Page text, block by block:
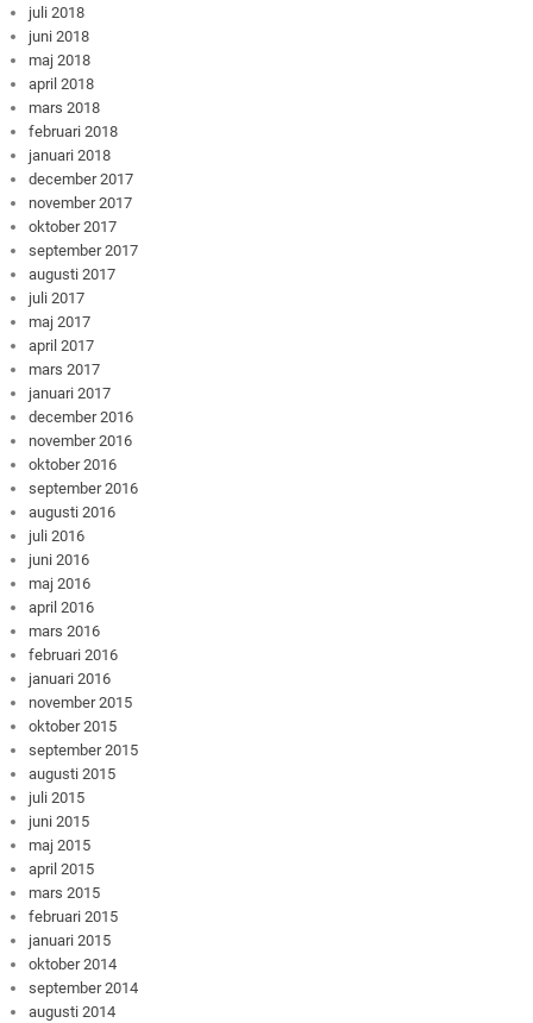
juli 2018
juni 2018
maj 2018
april 2018
mars 2018
februari 2018
januari 2018
december 2017
november 2017
oktober 2017
september 2017
augusti 2017
juli 2017
maj 2017
april 2017
mars 2017
januari 2017
december 2016
november 2016
oktober 2016
september 2016
augusti 2016
juli 2016
juni 2016
maj 2016
april 2016
mars 2016
februari 2016
januari 2016
november 2015
oktober 2015
september 2015
augusti 2015
juli 2015
juni 2015
maj 2015
april 2015
mars 2015
februari 2015
januari 2015
oktober 2014
september 2014
augusti 2014